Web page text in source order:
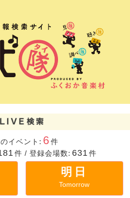
イベント: 6 件
件 / 登録会場数: 631 件
明日
Tomorrow